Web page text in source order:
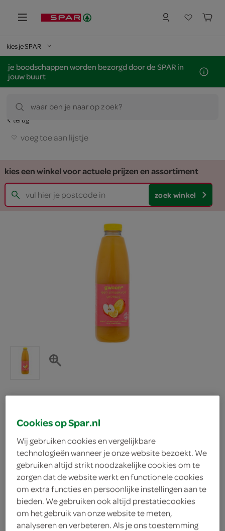
kies je SPAR
je boodschappen worden bezorgd door de SPAR in
jouw buurt
waar ben je naar op zoek?
terug
voeg toe aan lijstje
kies een winkel voor actuele prijzen en assortiment
zoek winkel
g'woon duodrank
sinaasappel mango
g'woon
2.
25
1 Liter
Cookies op Spar.nl
Wij gebruiken cookies en vergelijkbare
technologieën wanneer je onze website bezoekt. We
gebruiken altijd strikt noodzakelijke cookies om te
zorgen dat de website werkt en functionele cookies
om extra functies en persoonlijke instellingen aan te
bieden. We gebruiken ook altijd prestatiecookies
om het gebruik van onze website te meten,
analyseren en verbeteren. Als je ons toestemming